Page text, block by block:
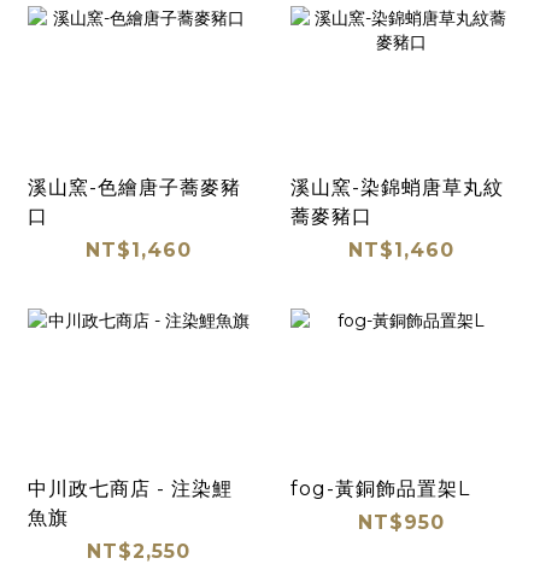
溪山窯-色繪唐子蕎麥豬
口
NT$1,460
溪山窯-染錦蛸唐草丸紋
蕎麥豬口
NT$1,460
中川政七商店 - 注染鯉
魚旗
NT$2,550
fog-黃銅飾品置架L
NT$950